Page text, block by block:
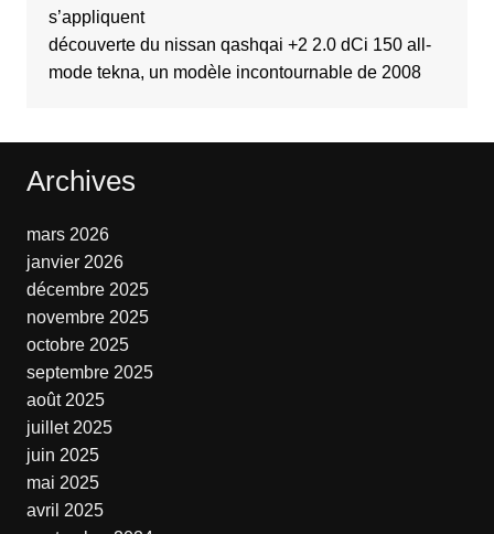
s’appliquent
découverte du nissan qashqai +2 2.0 dCi 150 all-
mode tekna, un modèle incontournable de 2008
Archives
mars 2026
janvier 2026
décembre 2025
novembre 2025
octobre 2025
septembre 2025
août 2025
juillet 2025
juin 2025
mai 2025
avril 2025